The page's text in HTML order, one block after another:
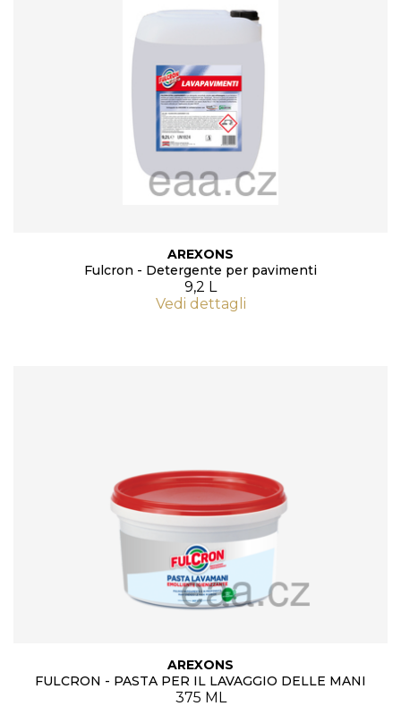
AREXONS
Fulcron - Detergente per pavimenti
9,2 L
Vedi dettagli
AREXONS
FULCRON - PASTA PER IL LAVAGGIO DELLE MANI
375 ML